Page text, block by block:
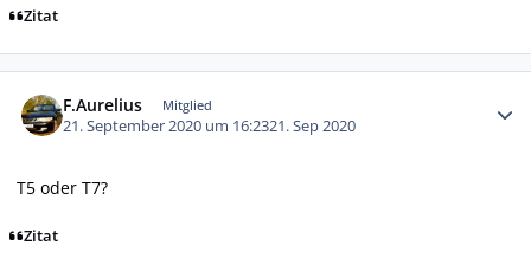
Zitat
F.Aurelius Mitglied
21. September 2020 um 16:2321. Sep 2020
T5 oder T7?
Zitat